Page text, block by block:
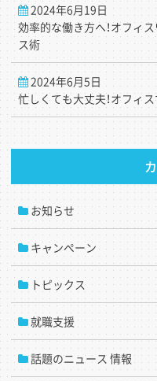
2024年6月19日
効率的な働き方へ！オフィ
ス術
2024年6月5日
忙しくても大丈夫！オフィ
お知らせ
キャンペーン
トピックス
就職支援
話題のニュース 情報